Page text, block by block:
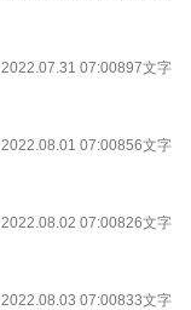
2022.07.31 07:00897文字
2022.08.01 07:00856文字
2022.08.02 07:00826文字
2022.08.03 07:00833文字